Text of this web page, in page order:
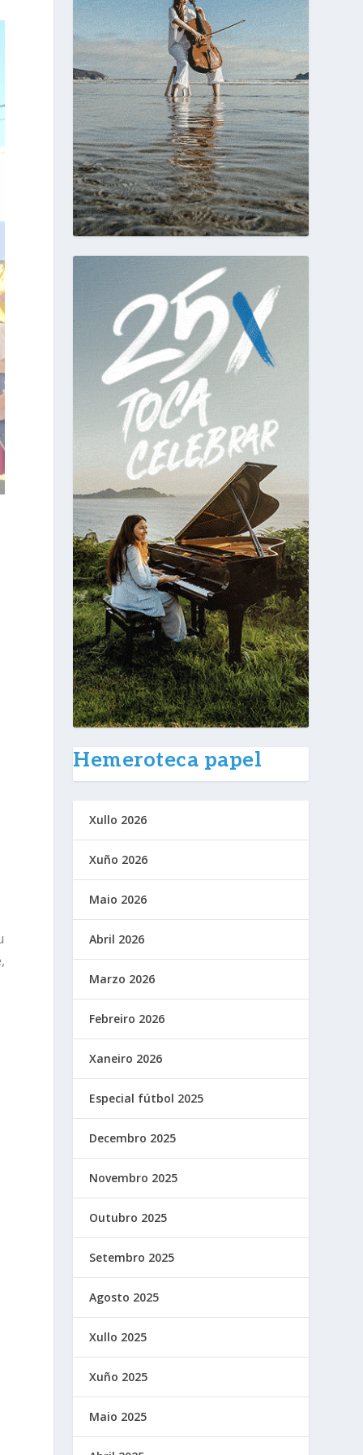
Hemeroteca papel
Xullo 2026
Xuño 2026
Maio 2026
Abril 2026
Marzo 2026
Febreiro 2026
Xaneiro 2026
Especial fútbol 2025
Decembro 2025
Novembro 2025
Outubro 2025
Setembro 2025
Agosto 2025
Xullo 2025
Xuño 2025
Maio 2025